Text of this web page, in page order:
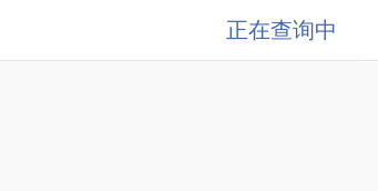
正在查询中